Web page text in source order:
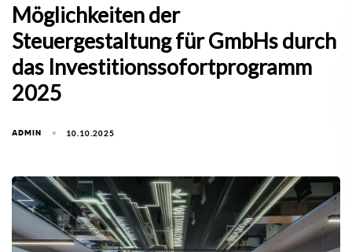
Möglichkeiten der
Steuergestaltung für GmbHs durch
das Investitionssofortprogramm
2025
ADMIN 10.10.2025